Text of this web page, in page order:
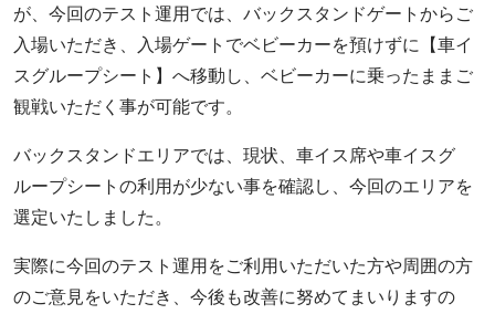
が、今回のテスト運用では、バックスタンドゲートからご
入場いただき、入場ゲートでベビーカーを預けずに【車イ
スグループシート】へ移動し、ベビーカーに乗ったままご
観戦いただく事が可能です。
バックスタンドエリアでは、現状、車イス席や車イスグ
ループシートの利用が少ない事を確認し、今回のエリアを
選定いたしました。
実際に今回のテスト運用をご利用いただいた方や周囲の方
のご意見をいただき、今後も改善に努めてまいりますの